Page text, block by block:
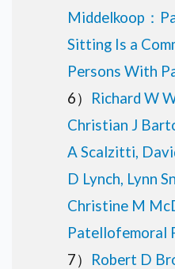
Middelkoop：
Sitting Is a
Persons With
6） Richard W
Christian J
A Scalzitti,
D Lynch, Lynn
Christine M
Patellofemoral
7） Robert D